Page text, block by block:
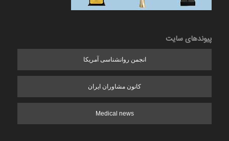
پیوندهای سایت
انجمن روانشناسی آمریکا
کانون مشاوران ایران
Medical news